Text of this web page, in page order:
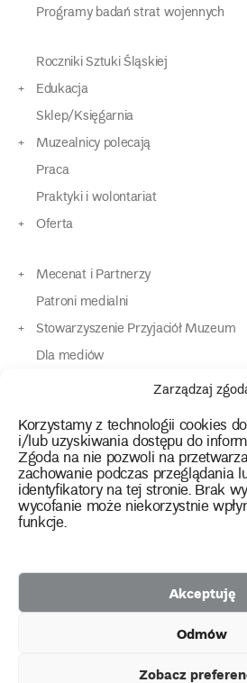
Zarządzaj
Korzystamy z technologii cookies
i/lub uzyskiwania dostępu do
Zgoda na nie pozwoli na
zachowanie podczas przeglądania
identyfikatory na tej stronie. Brak
wycofanie może niekorzystnie
funkcje.
Akceptuję
Odmów
Zobacz
Programy badań strat wojennych
Roczniki Sztuki Śląskiej
Edukacja
Sklep/Księgarnia
Muzealnicy polecają
Praca
Praktyki i wolontariat
Oferta
Mecenat i Partnerzy
Patroni medialni
Stowarzyszenie Przyjaciół Muzeum
Dla mediów
Dla osób o specjalnych potrzebach
Kontakt
instagram
twitterfacebookyoutube
tiktok
2026 Copyright by Muzeum Narodowe
Polityka prywatności
Etnograficznego
Facebook
Racławickiej
facebook